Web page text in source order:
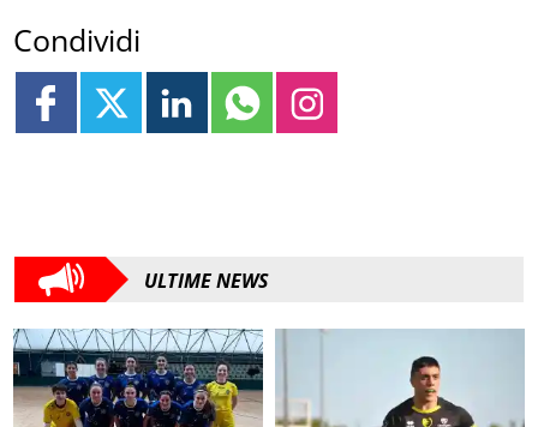
Condividi
ULTIME NEWS